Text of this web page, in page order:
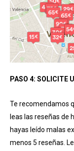
PASO 4: SOLICITE
Te recomendamos
leas las reseñas de
hayas leído malas
menos 5 reseñas.